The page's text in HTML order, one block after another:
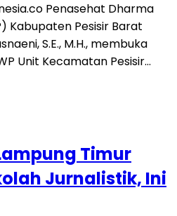
Penasehat Dharma
Kabupaten Pesisir Barat
S.E., M.H., membuka
Unit Kecamatan Pesisir…
Timur
Jurnalistik, Ini